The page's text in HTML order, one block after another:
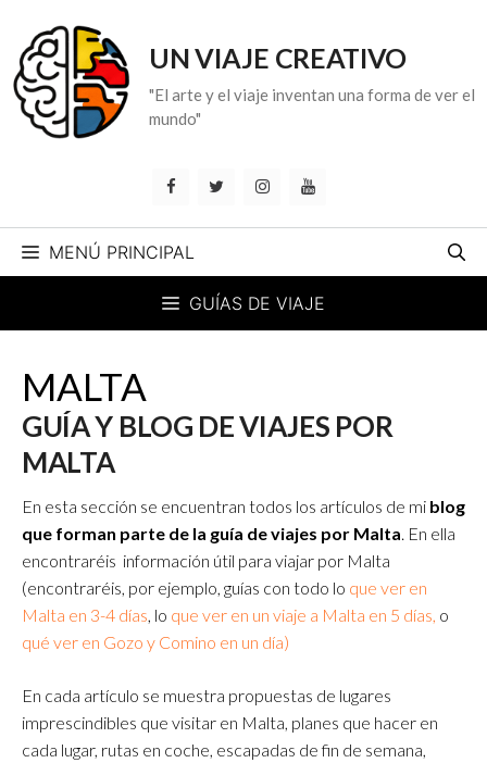
contenido
UN VIAJE CREATIVO
"El arte y el viaje inventan una forma de ver el
mundo"
MENÚ PRINCIPAL
GUÍAS DE VIAJE
MALTA
GUÍA Y BLOG DE VIAJES POR
MALTA
En esta sección se encuentran todos los artículos de mi blog
que forman parte de la guía de viajes por Malta. En ella
encontraréis información útil para viajar por Malta
(encontraréis, por ejemplo, guías con todo lo que ver en
Malta en 3-4 días, lo que ver en un viaje a Malta en 5 días, o
qué ver en Gozo y Comino en un día)
En cada artículo se muestra propuestas de lugares
imprescindibles que visitar en Malta, planes que hacer en
cada lugar, rutas en coche, escapadas de fin de semana,